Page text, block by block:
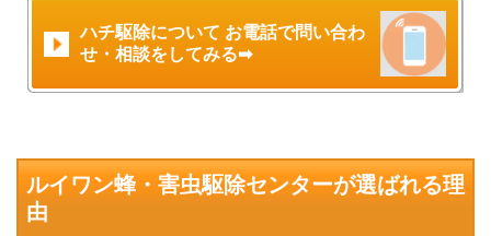
ハチ駆除について お電話で問い合わ
せ・相談をしてみる➡
ルイワン蜂・害虫駆除センターが選ばれる理
由